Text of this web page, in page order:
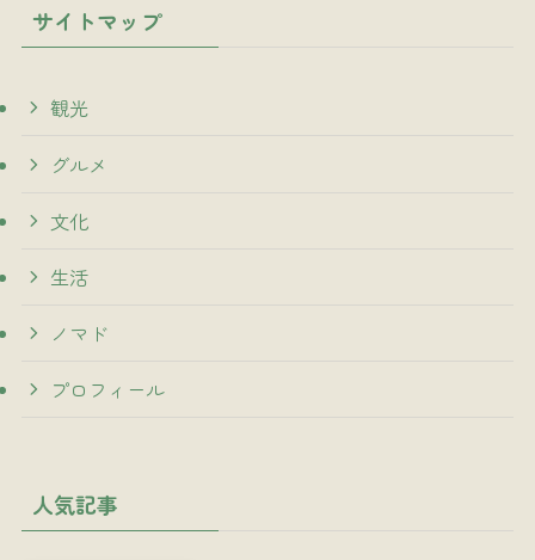
サイトマップ
観光
グルメ
文化
生活
ノマド
プロフィール
人気記事